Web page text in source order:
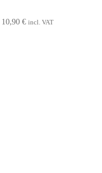
10,90 € incl. VAT